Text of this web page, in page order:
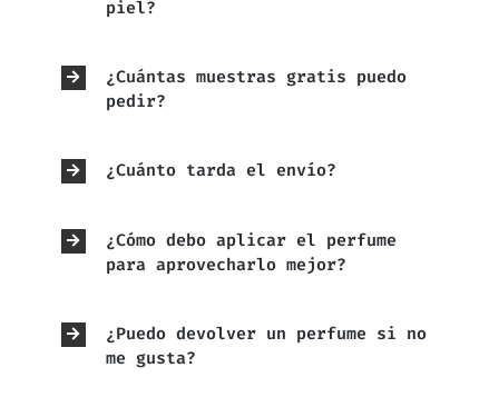
piel?
¿Cuántas muestras gratis puedo
pedir?
¿Cuánto tarda el envío?
¿Cómo debo aplicar el perfume
para aprovecharlo mejor?
¿Puedo devolver un perfume si no
me gusta?